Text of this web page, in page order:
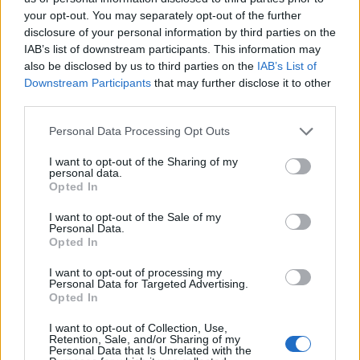
your opt-out. You may separately opt-out of the further
disclosure of your personal information by third parties on the
IAB’s list of downstream participants. This information may
also be disclosed by us to third parties on the IAB’s List of
Downstream Participants that may further disclose it to other
Personal Data Processing Opt Outs
I want to opt-out of the Sharing of my
personal data.
Opted In
I want to opt-out of the Sale of my
Personal Data.
Opted In
I want to opt-out of processing my
Personal Data for Targeted Advertising.
Opted In
I want to opt-out of Collection, Use,
Retention, Sale, and/or Sharing of my
Personal Data that Is Unrelated with the
Ο αναπληρωτής υπουργός δηλώνει ότι η Ελλάδα
είναι προετοιμασμένη για όλα, ψύχραιμη,
ασφάλειας.
Ο κ. Βαρβιτσιώτης παρουσιάζει την
παρακαταθήκη της ελληνικής προεδρίας του
Συμβουλίου της Ευρώπης, που ολοκληρώνεται σε